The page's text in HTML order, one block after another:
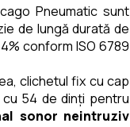
Pneumatic sunt
de lungă durată de
conform ISO 6789
clichetul fix cu cap
54 de dinți pentru
sonor neintruziv